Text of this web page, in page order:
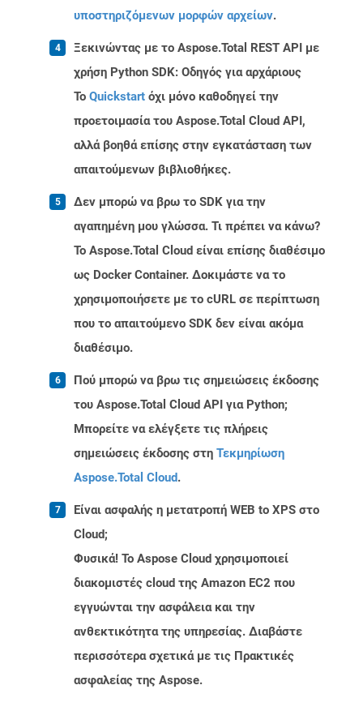
υποστηριζόμενων μορφών αρχείων.
Ξεκινώντας με το Aspose.Total REST API με
χρήση Python SDK: Οδηγός για αρχάριους
Το Quickstart όχι μόνο καθοδηγεί την
προετοιμασία του Aspose.Total Cloud API,
αλλά βοηθά επίσης στην εγκατάσταση των
απαιτούμενων βιβλιοθήκες.
Δεν μπορώ να βρω το SDK για την
αγαπημένη μου γλώσσα. Τι πρέπει να κάνω?
Το Aspose.Total Cloud είναι επίσης διαθέσιμο
ως Docker Container. Δοκιμάστε να το
χρησιμοποιήσετε με το cURL σε περίπτωση
που το απαιτούμενο SDK δεν είναι ακόμα
διαθέσιμο.
Πού μπορώ να βρω τις σημειώσεις έκδοσης
του Aspose.Total Cloud API για Python;
Μπορείτε να ελέγξετε τις πλήρεις
σημειώσεις έκδοσης στη Τεκμηρίωση
Aspose.Total Cloud.
Είναι ασφαλής η μετατροπή WEB to XPS στο
Cloud;
Φυσικά! Το Aspose Cloud χρησιμοποιεί
διακομιστές cloud της Amazon EC2 που
εγγυώνται την ασφάλεια και την
ανθεκτικότητα της υπηρεσίας. Διαβάστε
περισσότερα σχετικά με τις Πρακτικές
ασφαλείας της Aspose.